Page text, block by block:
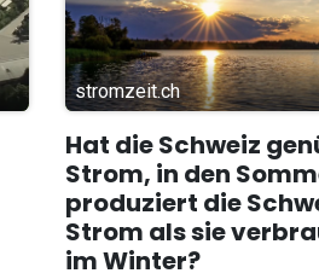
stromzeit.ch
Hat die Schweiz
Strom, in den
produziert die
Strom als sie
im Winter?